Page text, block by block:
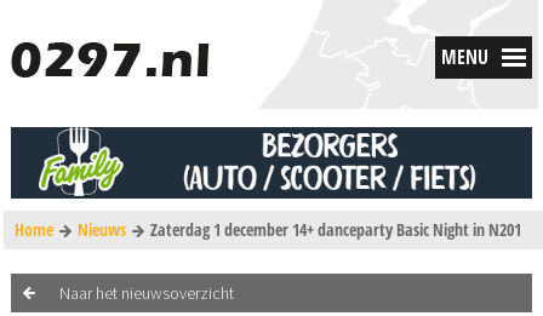
MENU
Home Nieuws Zaterdag 1 december 14+ danceparty Basic Night in N201
Naar het nieuwsoverzicht